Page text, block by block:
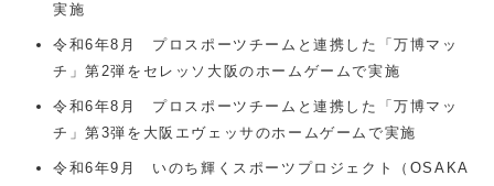
実施
令和6年8月 プロスポーツチームと連携した「万博マッ
チ」第2弾をセレッソ大阪のホームゲームで実施
令和6年8月 プロスポーツチームと連携した「万博マッ
チ」第3弾を大阪エヴェッサのホームゲームで実施
令和6年9月 いのち輝くスポーツプロジェクト（OSAKA